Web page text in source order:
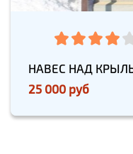
НАВЕС НАД
25 000 руб